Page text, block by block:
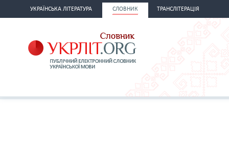
УКРАЇНСЬКА ЛІТЕРАТУРА СЛОВНИК ТРАНСЛІТЕРАЦІЯ